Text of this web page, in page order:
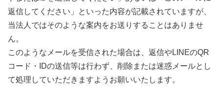
返信してください」といった内容が記載されていますが、
当法人ではそのような案内をお送りすることはありませ
ん。
このようなメールを受信された場合は、返信やLINEのQR
コード・IDの送信等は行わず、削除または迷惑メールとし
て処理していただきますようお願いいたします。